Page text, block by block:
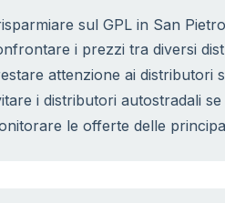
0.899 €
sul GPL in San
i prezzi tra diversi
attenzione ai distributori
i distributori autostradali se
le offerte delle